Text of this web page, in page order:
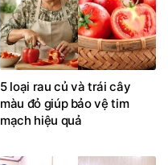
5 loại rau củ và trái cây
màu đỏ giúp bảo vệ tim
mạch hiệu quả